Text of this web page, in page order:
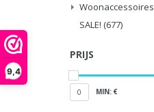
9,4
Woonaccessoires
SALE! (677)
PRIJS
0 MIN: €